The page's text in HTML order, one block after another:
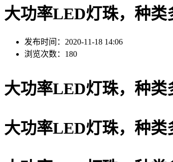
大功率LED灯珠，种类
发布时间：2020-11-18 14:06
浏览次数：180
大功率LED灯珠，种类
大功率LED灯珠，种类